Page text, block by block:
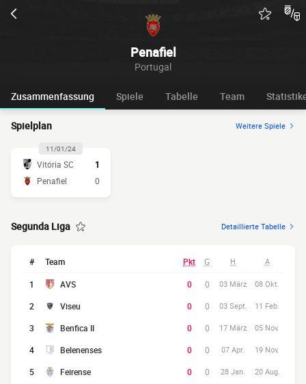
Penafiel
Portugal
Zusammenfassung Spiele Tabelle Team
Spielplan Weitere Spiele
11/01/24
Vitória SC
1
Penafiel
0
Segunda Liga Detaillierte Tabelle
# Team Pkt G H A
1 AVS 0 0 03 März 08 Okt.
2 Viseu 0 0 03 Sept. 11 Feb.
3 Benfica II 0 0 17 März 05 Nov.
4 Belenenses 0 0 07 Apr. 19 Nov.
5 Feirense 0 0 28 Jan. 20 Aug.